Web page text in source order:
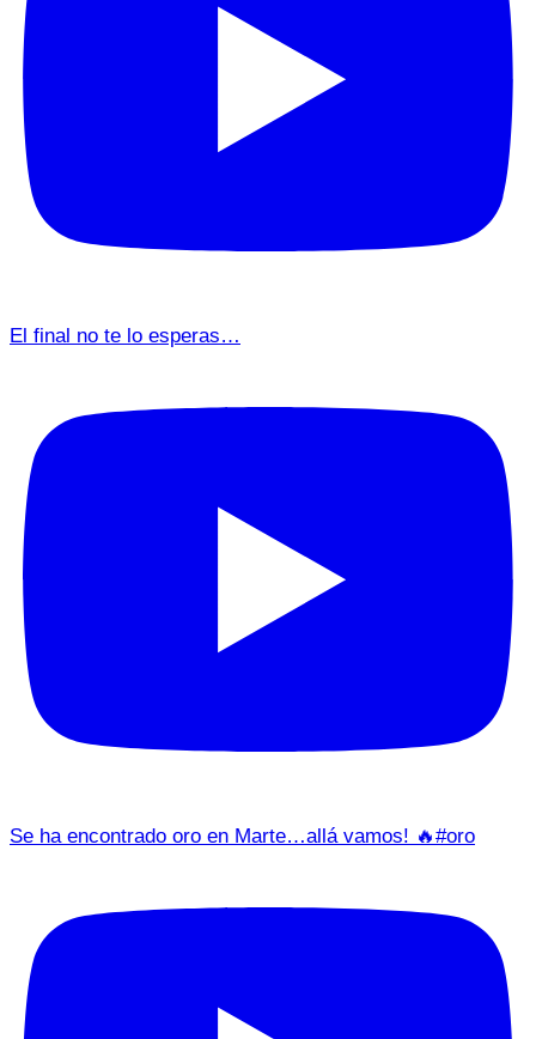
El final no te lo esperas…
Se ha encontrado oro en Marte…allá vamos! 🔥#oro